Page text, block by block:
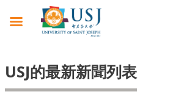
USJ的最新新聞列表